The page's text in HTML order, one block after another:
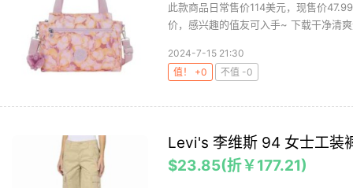
此款商品日常售价114美元，现售价
价，感兴趣的值友可入手~ 下载干净清
2024-7-15 21:30
值！ +0
不值 -0
Levi's 李维斯 94 女士工装
$23.85(折￥177.21)